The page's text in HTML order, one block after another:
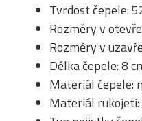
Tvrdost čepele:
Rozměry v
Rozměry v
Délka čepele: 8
Materiál čepele:
Materiál rukojeti: